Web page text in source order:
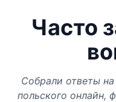
Часто
Собрали ответы
польского онлайн,